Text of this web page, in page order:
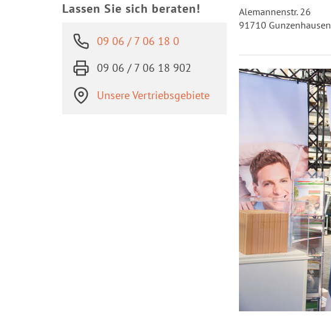
Alemannenstr. 26
91710 Gunzenhausen
Lassen Sie sich beraten!
09 06 / 7 06 18 0
09 06 / 7 06 18 902
Unsere Vertriebsgebiete